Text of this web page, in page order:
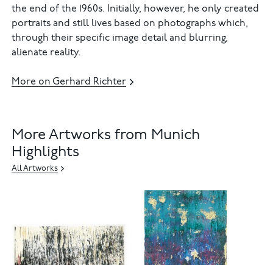
the end of the 1960s. Initially, however, he only created
portraits and still lives based on photographs which,
through their specific image detail and blurring,
alienate reality.
More on Gerhard Richter
More Artworks from Munich
Highlights
All Artworks